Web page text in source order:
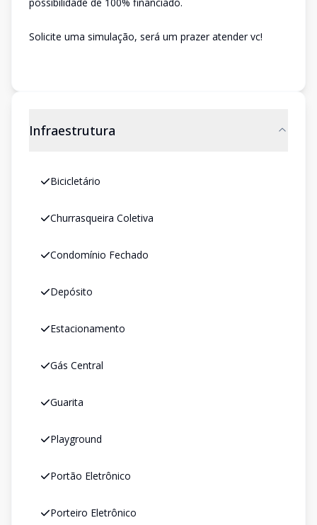
Solicite uma simulação, será um prazer atender vc!
Infraestrutura
Bicicletário
Churrasqueira Coletiva
Condomínio Fechado
Depósito
Estacionamento
Gás Central
Guarita
Playground
Portão Eletrônico
Porteiro Eletrônico